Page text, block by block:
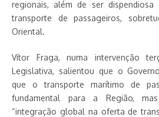
regionais, além de ser
transporte de passageiros,
Oriental.
Vítor Fraga, numa intervenção
Legislativa, salientou que o
que o transporte marítimo de
fundamental para a Região,
“integração global na oferta de